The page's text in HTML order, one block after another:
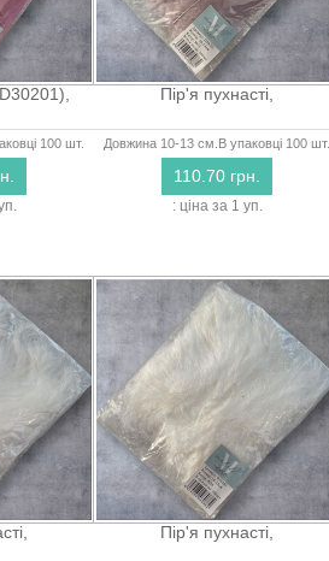
100 шт.
Пір'я пухнасті,
Довжина 10-13 см.В упаковці 100 шт.
110.70 грн.
: ціна за 1 уп.
Пір'я пухнасті,